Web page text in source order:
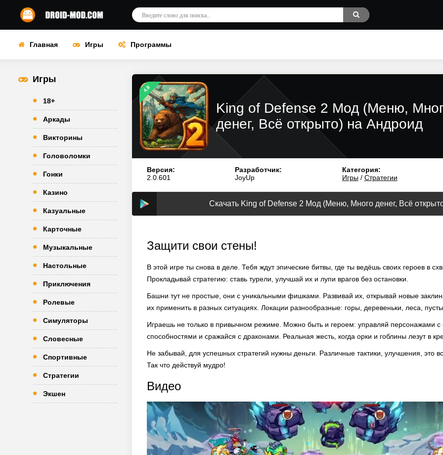
Главная Игры Программы
Игры
18+
Аркады
Викторины
Головоломки
Гонки
Казино
Казуальные
Карточные
Музыкальные
Настольные
Приключения
Ролевые
Симуляторы
Словесные
Спортивные
Стратегии
Экшен
4.8
King of Defense 2 Мод (Меню,
денег, Всё открыто) на Андроид
Версия:
2.0.601
Разработчик:
JoyUp
Категория:
Игры/ Стратегии
Скачать King of Defense 2 Мод (Меню, Много денег, Всё
Защити свои стены!
В этой игре ты снова в деле. Тебя ждут эпические битвы, где ты ведёшь своих героев в
Прокладывай стратегию: ставь турели, улучшай их и лупи врагов без остановки.
Башни тут не простые, они с уникальными фишками. Развивай их, открывай новые
их применить в разных ситуациях. Локации разнообразные: горы, деревеньки, леса,
Играешь не только в привычном режиме. Можно быть и героем: управляй персонажами
способностями и сражайся с драконами. Реальная жесть, когда орки и гоблины лезут в
Не забывай, для успешных стратегий нужны деньги. Различные тактики, улучшения, это
Так что действуй мудро!
Видео